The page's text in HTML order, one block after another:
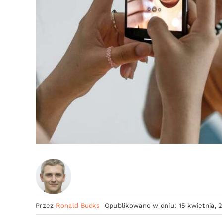
Przez Ronald Bucks Opublikowano w dniu: 15 kwietnia,